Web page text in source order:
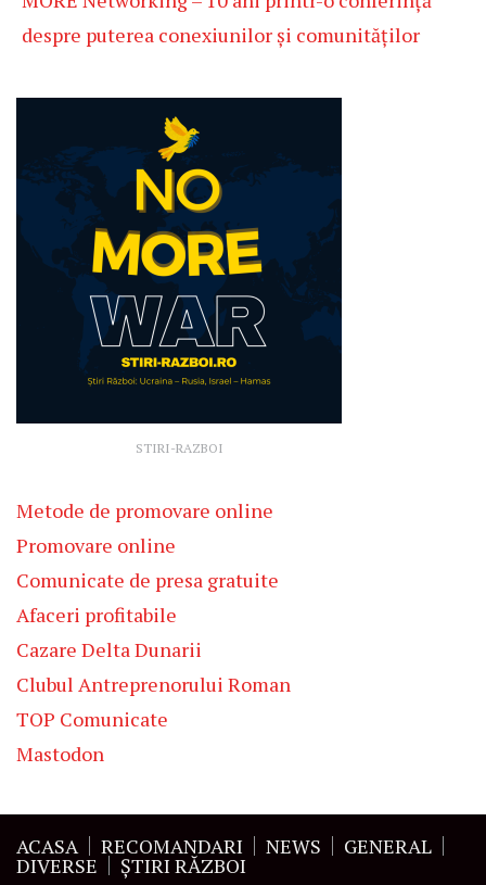
despre puterea conexiunilor și comunităților
STIRI-RAZBOI
Metode de promovare online
Promovare online
Comunicate de presa gratuite
Afaceri profitabile
Cazare Delta Dunarii
Clubul Antreprenorului Roman
TOP Comunicate
Mastodon
ACASA RECOMANDARI NEWS GENERAL
DIVERSE ŞTIRI RĂZBOI